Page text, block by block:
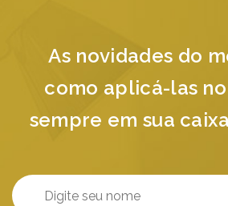
As novidades do
como aplicá-las
sempre em sua